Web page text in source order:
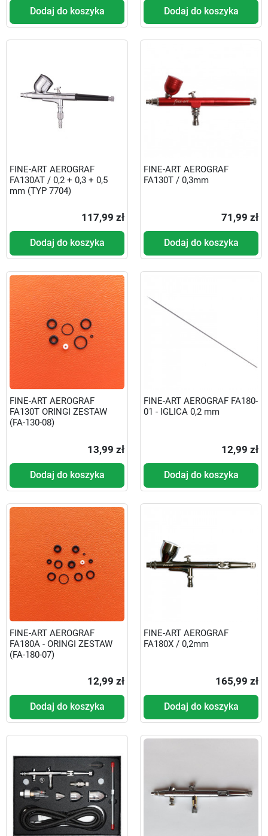
Dodaj do koszyka Dodaj do koszyka
FINE-ART AEROGRAF
FA130AT / 0,2 + 0,3 + 0,5
mm (TYP 7704)
117,99 zł
Dodaj do koszyka
FINE-ART AEROGRAF
FA130T / 0,3mm
71,99 zł
Dodaj do koszyka
FINE-ART AEROGRAF
FA130T ORINGI ZESTAW
(FA-130-08)
13,99 zł
Dodaj do koszyka
FINE-ART AEROGRAF FA180-
01 - IGLICA 0,2 mm
12,99 zł
Dodaj do koszyka
FINE-ART AEROGRAF
FA180A - ORINGI ZESTAW
(FA-180-07)
12,99 zł
Dodaj do koszyka
FINE-ART AEROGRAF
FA180X / 0,2mm
165,99 zł
Dodaj do koszyka